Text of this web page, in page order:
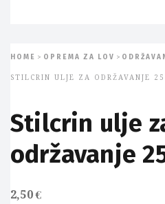
HOME > OPREMA ZA LOV >
STILCRIN ULJE ZA ODRŽAVANJE
Stilcrin ulje
održavanje
2,50€